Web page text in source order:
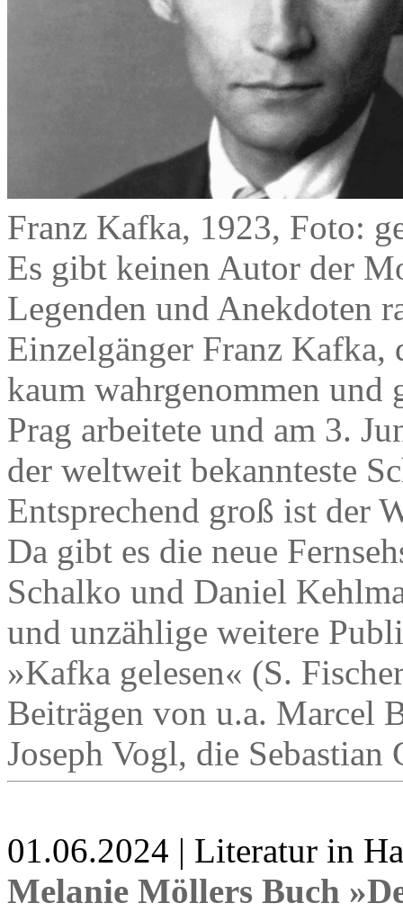
Franz Kafka, 1923, Foto:
Es gibt keinen Autor der
Legenden und Anekdoten
Einzelgänger Franz Kafka,
kaum wahrgenommen und
Prag arbeitete und am 3.
der weltweit bekannteste
Entsprechend groß ist der
Da gibt es die neue
Schalko und Daniel
und unzählige weitere
»Kafka gelesen« (S.
Beiträgen von u.a. Marcel
Joseph Vogl, die Sebastian
01.06.2024 | Literatur in
Melanie Möllers Buch